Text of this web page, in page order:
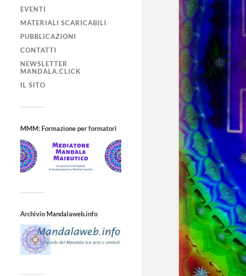
EVENTI
MATERIALI SCARICABILI
PUBBLICAZIONI
CONTATTI
NEWSLETTER
MANDALA.CLICK
IL SITO
MMM: Formazione per formatori
Archivio Mandalaweb.info